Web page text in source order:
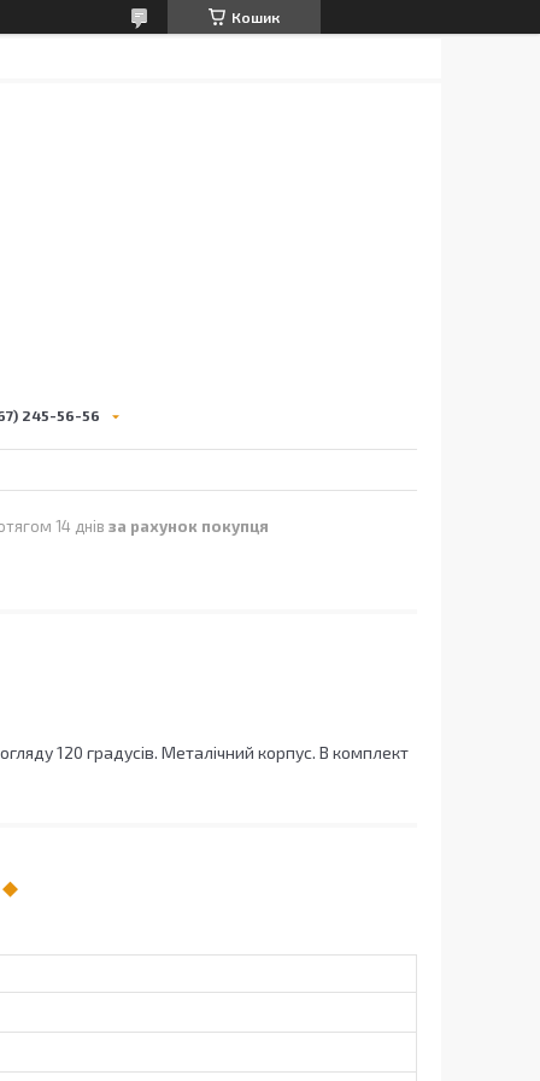
Кошик
245-56-56
14 днів за рахунок покупця
120 градусів. Металічний корпус. В комплект